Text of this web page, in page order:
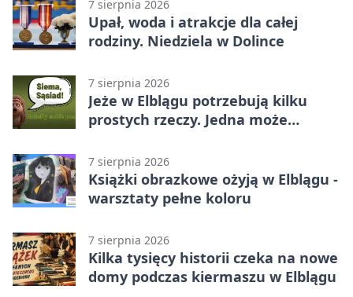
7 sierpnia 2026
Upał, woda i atrakcje dla całej
rodziny. Niedziela w Dolince
7 sierpnia 2026
Jeże w Elblągu potrzebują kilku
prostych rzeczy. Jedna może
7 sierpnia 2026
Książki obrazkowe ożyją w Elblągu -
warsztaty pełne koloru
7 sierpnia 2026
Kilka tysięcy historii czeka na nowe
domy podczas kiermaszu w Elblągu